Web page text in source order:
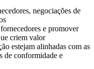
negociações de
e promover
criem valor
estejam alinhadas com as
de conformidade e